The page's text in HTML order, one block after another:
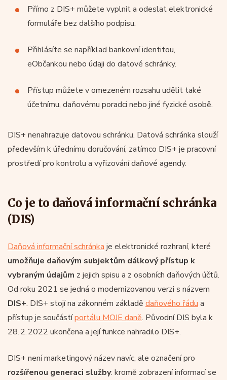
Přímo z DIS+ můžete vyplnit a odeslat elektronické
formuláře bez dalšího podpisu.
Přihlásíte se například bankovní identitou,
eObčankou nebo údaji do datové schránky.
Přístup můžete v omezeném rozsahu udělit také
účetnímu, daňovému poradci nebo jiné fyzické osobě.
DIS+ nenahrazuje datovou schránku. Datová schránka slouží
především k úřednímu doručování, zatímco DIS+ je pracovní
prostředí pro kontrolu a vyřizování daňové agendy.
Co je to daňová informační schránka
(DIS)
Daňová informační schránka je elektronické rozhraní, které
umožňuje daňovým subjektům dálkový přístup k
vybraným údajům z jejich spisu a z osobních daňových účtů.
Od roku 2021 se jedná o modernizovanou verzi s názvem
DIS+. DIS+ stojí na zákonném základě daňového řádu a
přístup je součástíportálu MOJE daně. Původní DIS byla k
28. 2. 2022 ukončena a její funkce nahradilo DIS+.
DIS+ není marketingový název navíc, ale označení pro
rozšířenou generaci služby: kromě zobrazení informací se